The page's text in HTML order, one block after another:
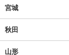
宮城
秋田
山形